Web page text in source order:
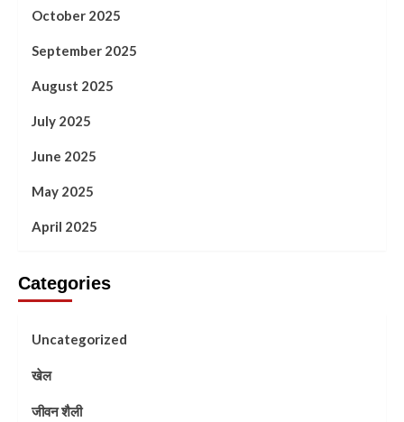
October 2025
September 2025
August 2025
July 2025
June 2025
May 2025
April 2025
Categories
Uncategorized
खेल
जीवन शैली